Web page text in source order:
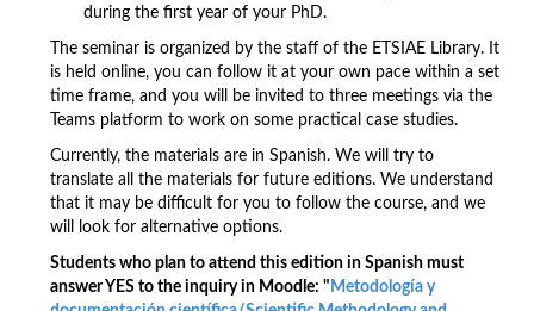
during the first year of your PhD.
The seminar is organized by the staff of the ETSIAE Library. It
is held online, you can follow it at your own pace within a set
time frame, and you will be invited to three meetings via the
Teams platform to work on some practical case studies.
Currently, the materials are in Spanish. We will try to
translate all the materials for future editions. We understand
that it may be difficult for you to follow the course, and we
will look for alternative options.
Students who plan to attend this edition in Spanish must
answer YES to the inquiry in Moodle: " Metodología y